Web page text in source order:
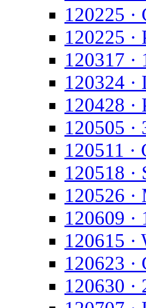
120225 ·
120225 ·
120317 ·
120324
120428 ·
120505
120511 ·
120518 ·
120526 ·
120609 ·
120615
120623 ·
120630 ·